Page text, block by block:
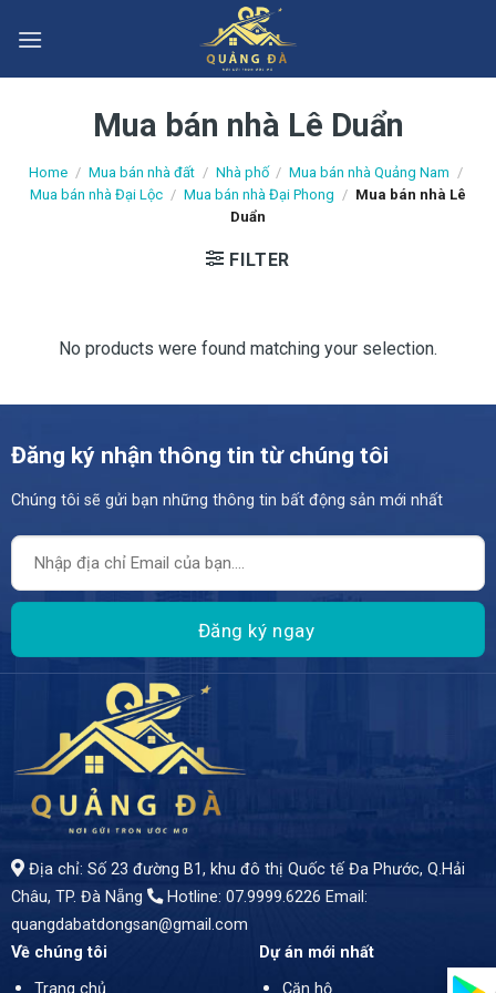
Mua bán nhà Lê Duẩn
Home / Mua bán nhà đất / Nhà phố / Mua bán nhà Quảng Nam /
Mua bán nhà Đại Lộc / Mua bán nhà Đại Phong / Mua bán nhà Lê
Duẩn
FILTER
No products were found matching your selection.
Đăng ký nhận thông tin từ chúng tôi
Chúng tôi sẽ gửi bạn những thông tin bất động sản mới nhất
Địa chỉ: Số 23 đường B1, khu đô thị Quốc tế Đa Phước, Q.Hải
Châu, TP. Đà Nẵng
Hotline: 07.9999.6226 Email:
quangdabatdongsan@gmail.com
Về chúng tôi
Trang chủ
Dự án mới nhất
Căn hộ